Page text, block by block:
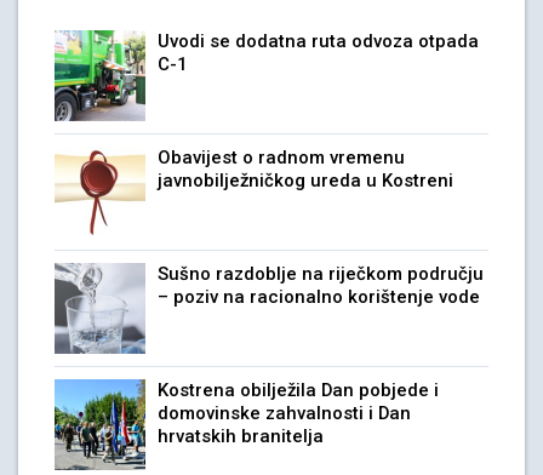
Uvodi se dodatna ruta odvoza otpada
C-1
Obavijest o radnom vremenu
javnobilježničkog ureda u Kostreni
Sušno razdoblje na riječkom području
– poziv na racionalno korištenje vode
Kostrena obilježila Dan pobjede i
domovinske zahvalnosti i Dan
hrvatskih branitelja